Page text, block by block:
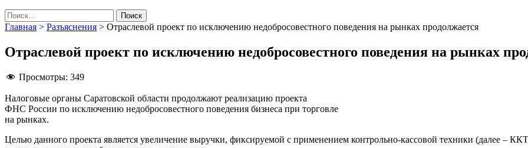
Найти:
Главная > Разъяснения > Отраслевой проект по исключению недобросовестного поведения на рынках продолжается
Отраслевой проект по исключению недобросовестного поведения на рынках
Просмотры: 349
Налоговые органы Саратовской области продолжают реализацию проекта
ФНС России по исключению недобросовестного поведения бизнеса при торговле
на рынках.
Целью данного проекта является увеличение выручки, фиксируемой с применением контрольно-кассовой техники (далее –